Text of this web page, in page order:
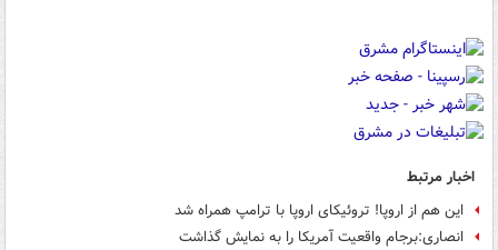
اخبار مرتبط
این هم از اروپا! تروئیکای اروپا با ترامپ همراه شد
انصاری:برجام واقعیت آمریکا را به نمایش گذاشت